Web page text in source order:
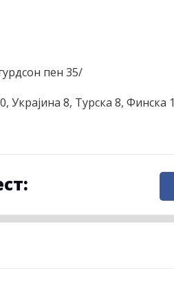
пен 35/
Украјина 8, Турска 8, Финска